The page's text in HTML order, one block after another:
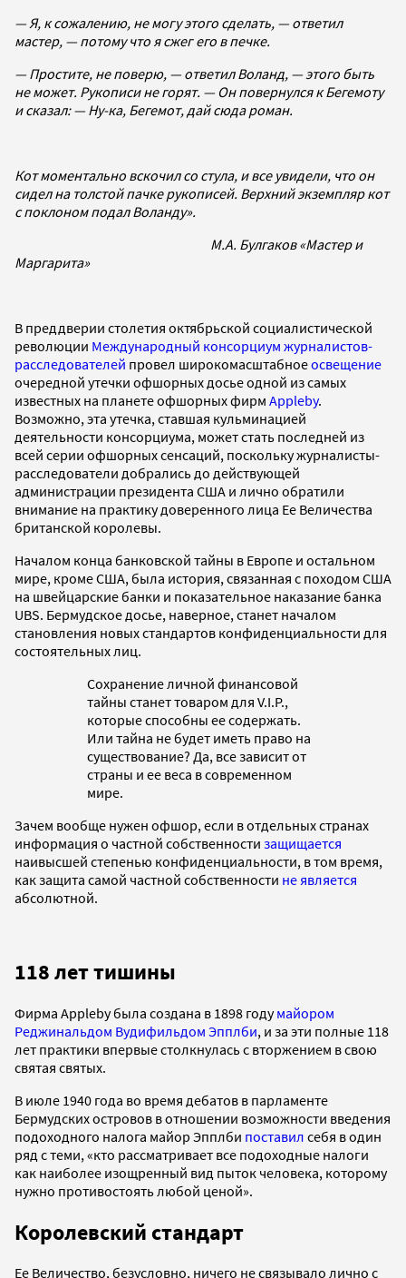
— Я, к сожалению, не могу этого сделать, — ответил
мастер, — потому что я сжег его в печке.
— Простите, не поверю, — ответил Воланд, — этого быть
не может. Рукописи не горят. — Он повернулся к Бегемоту
и сказал: — Ну-ка, Бегемот, дай сюда роман.
Кот моментально вскочил со стула, и все увидели, что он
сидел на толстой пачке рукописей. Верхний экземпляр кот
с поклоном подал Воланду».
М.А. Булгаков «Мастер и
Маргарита»
В преддверии столетия октябрьской социалистической
революции Международный консорциум журналистов-
расследователей провел широкомасштабноеосвещение
очередной утечки офшорных досье одной из самых
известных на планете офшорных фирм Appleby.
Возможно, эта утечка, ставшая кульминацией
деятельности консорциума, может стать последней из
всей серии офшорных сенсаций, поскольку журналисты-
расследователи добрались до действующей
администрации президента США и лично обратили
внимание на практику доверенного лица Ее Величества
британской королевы.
Началом конца банковской тайны в Европе и остальном
мире, кроме США, была история, связанная с походом США
на швейцарские банки и показательное наказание банка
UBS. Бермудское досье, наверное, станет началом
становления новых стандартов конфиденциальности для
состоятельных лиц.
Сохранение личной финансовой
тайны станет товаром для V.I.P.,
которые способны ее содержать.
Или тайна не будет иметь право на
существование? Да, все зависит от
страны и ее веса в современном
мире.
Зачем вообще нужен офшор, если в отдельных странах
информация о частной собственности защищается
наивысшей степенью конфиденциальности, в том время,
как защита самой частной собственности не является
абсолютной.
118 лет тишины
Фирма Appleby была создана в 1898 годумайором
Реджинальдом Вудифильдом Эпплби, и за эти полные 118
лет практики впервые столкнулась с вторжением в свою
святая святых.
В июле 1940 года во время дебатов в парламенте
Бермудских островов в отношении возможности введения
подоходного налога майор Эпплби поставил себя в один
ряд с теми, «кто рассматривает все подоходные налоги
как наиболее изощренный вид пыток человека, которому
нужно противостоять любой ценой».
Королевский стандарт
Ее Величество, безусловно, ничего не связывало лично с